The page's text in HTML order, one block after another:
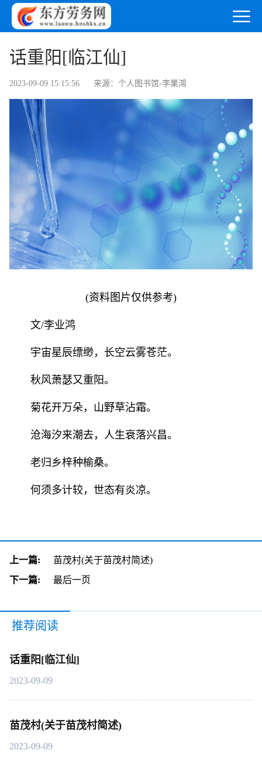
话重阳[临江仙]
2023-09-09 15:15:56 来源：个人图书馆-李業鴻
(资料图片仅供参考)
文/李业鸿
宇宙星辰缥缈，长空云雾苍茫。
秋风萧瑟又重阳。
菊花开万朵，山野草沾霜。
沧海汐来潮去，人生衰落兴昌。
老归乡梓种榆桑。
何须多计较，世态有炎凉。
上一篇:
苗茂村(关于苗茂村简述)
下一篇:
最后一页
推荐阅读
话重阳[临江仙]
2023-09-09
苗茂村(关于苗茂村简述)
2023-09-09